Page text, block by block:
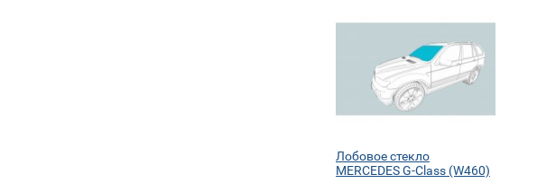
Лобовое стекло
MERCEDES G-Class (W460)